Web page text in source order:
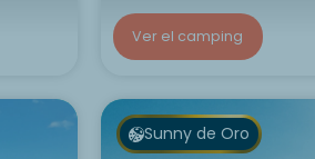
Ver el camping
Sunny de Oro